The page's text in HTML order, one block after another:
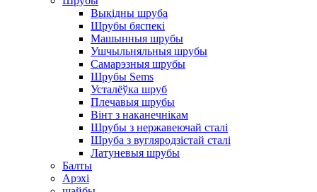
Выкідны шруба
Шрубы бяспекі
Машынныя шрубы
Ушчыльняльныя шрубы
Самарэзныя шрубы
Шрубы Sems
Усталёўка шруб
Плечавыя шрубы
Вінт з наканечнікам
Шрубы з нержавеючай сталі
Шруба з вугляродзістай сталі
Латуневыя шрубы
Балты
Арэхі